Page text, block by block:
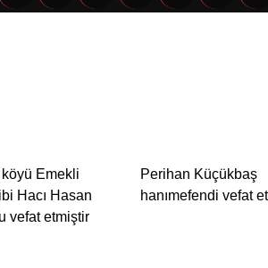
Emekli
Hacı Hasan
vefat etmiştir
Perihan Küçükbaş
hanımefendi vefat